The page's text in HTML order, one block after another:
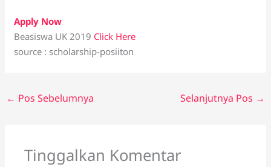
Apply Now
Beasiswa UK 2019 Click Here
source : scholarship-posiiton
← Pos Sebelumnya Selanjutnya Pos →
Tinggalkan Komentar